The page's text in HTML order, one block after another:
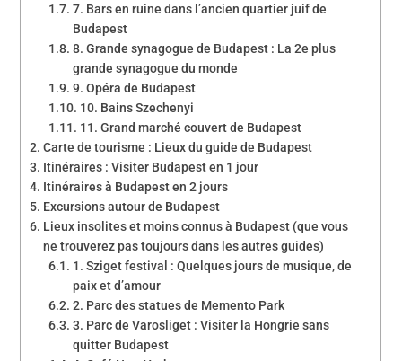
7. Bars en ruine dans l’ancien quartier juif de
Budapest
8. Grande synagogue de Budapest : La 2e plus
grande synagogue du monde
9. Opéra de Budapest
10. Bains Szechenyi
11. Grand marché couvert de Budapest
Carte de tourisme : Lieux du guide de Budapest
Itinéraires : Visiter Budapest en 1 jour
Itinéraires à Budapest en 2 jours
Excursions autour de Budapest
Lieux insolites et moins connus à Budapest (que vous
ne trouverez pas toujours dans les autres guides)
1. Sziget festival : Quelques jours de musique, de
paix et d’amour
2. Parc des statues de Memento Park
3. Parc de Varosliget : Visiter la Hongrie sans
quitter Budapest